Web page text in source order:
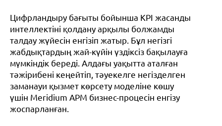
Цифрландыру бағыты бойынша KPI жасанды
интеллектіні қолдану арқылы болжамды
талдау жүйесін енгізіп жатыр. Бұл негізгі
жабдықтардың жай-күйін үздіксіз бақылауға
мүмкіндік береді. Алдағы уақытта аталған
тәжірибені кеңейтіп, тәуекелге негізделген
заманауи қызмет көрсету моделіне көшу
үшін Meridium APM бизнес-процесін енгізу
жоспарланған.